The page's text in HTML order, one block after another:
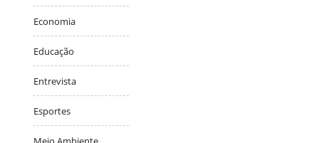
Economia
Educação
Entrevista
Esportes